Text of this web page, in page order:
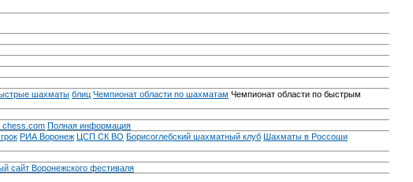
шахматы блиц Чемпионат области по шахматам Чемпионат области по быстрым
chess.com Полная информация
РИА Воронеж ЦСП СК ВО Борисоглебский шахматный клуб Шахматы в Россоши
сайт Воронежского фестиваля